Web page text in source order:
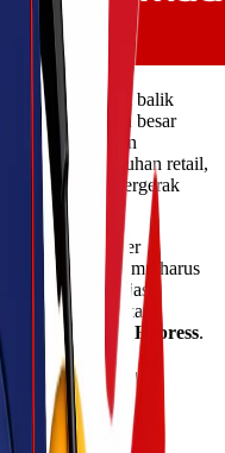
Tapi di balik
satu tantangan besar
lonjakan
kebutuhan retail,
semuanya bergerak
rasanya. Order
di sisi lain kamu harus
sinilah peran jasa
2026, pastikan
bersama
Lionel Express.
Selalu